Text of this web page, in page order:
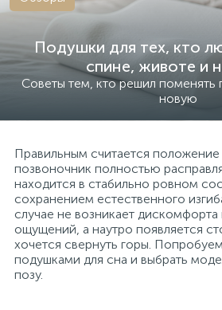
Подушки для тех, кто
спине, животе и
Советы тем, кто решил поменять
новую
Правильным считается положение
позвоночник полностью
находится в стабильно ровном
сохранением естественного
случае не возникает
ощущений, а наутро появляется
хочется свернуть горы.
подушками для сна и выбрать
позу.